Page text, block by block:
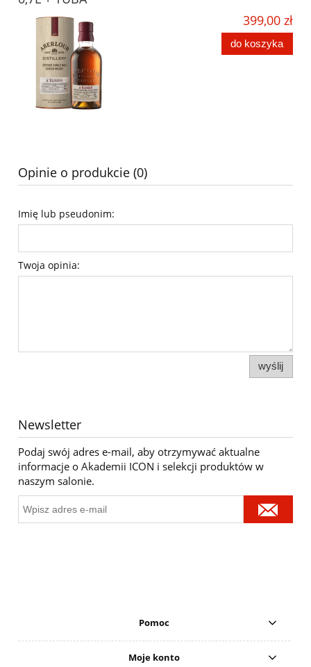
399,00 zł
do koszyka
Opinie o produkcie (0)
Imię lub pseudonim:
Twoja opinia:
wyślij
Newsletter
Podaj swój adres e-mail, aby otrzymywać aktualne
informacje o Akademii ICON i selekcji produktów w
naszym salonie.
Pomoc
Moje konto